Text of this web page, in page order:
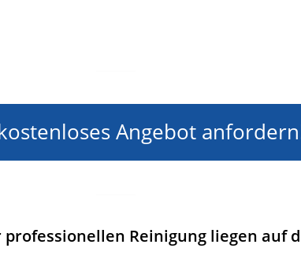
Angebot
Reinigung liegen auf